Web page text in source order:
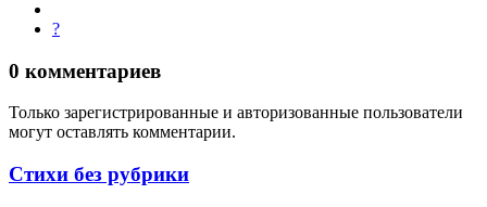
?
0 комментариев
Только зарегистрированные и авторизованные пользователи
могут оставлять комментарии.
Стихи без рубрики